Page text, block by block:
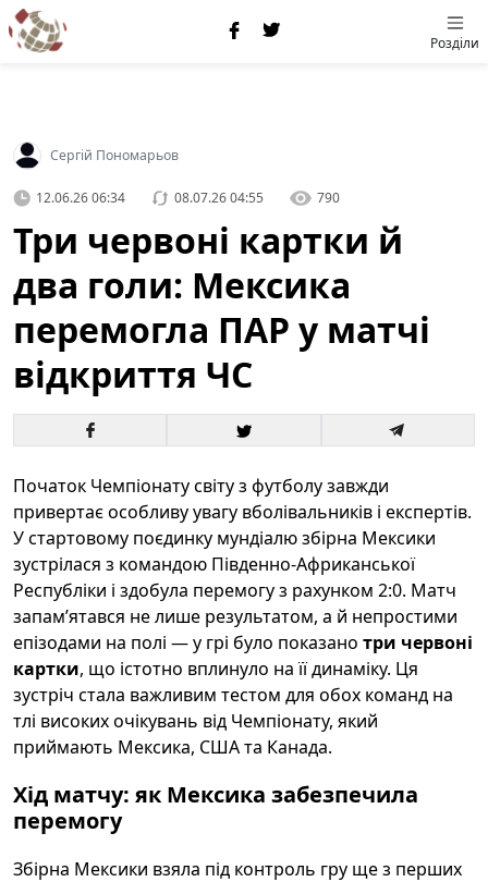
Розділи
Сергій Пономарьов
12.06.26 06:34 08.07.26 04:55 790
Три червоні картки й
два голи: Мексика
перемогла ПАР у матчі
відкриття ЧС
Початок Чемпіонату світу з футболу завжди
привертає особливу увагу вболівальників і експертів.
У стартовому поєдинку мундіалю збірна Мексики
зустрілася з командою Південно-Африканської
Республіки і здобула перемогу з рахунком 2:0. Матч
запам’ятався не лише результатом, а й непростими
епізодами на полі — у грі було показано три червоні
картки, що істотно вплинуло на її динаміку. Ця
зустріч стала важливим тестом для обох команд на
тлі високих очікувань від Чемпіонату, який
приймають Мексика, США та Канада.
Хід матчу: як Мексика забезпечила
перемогу
Збірна Мексики взяла під контроль гру ще з перших